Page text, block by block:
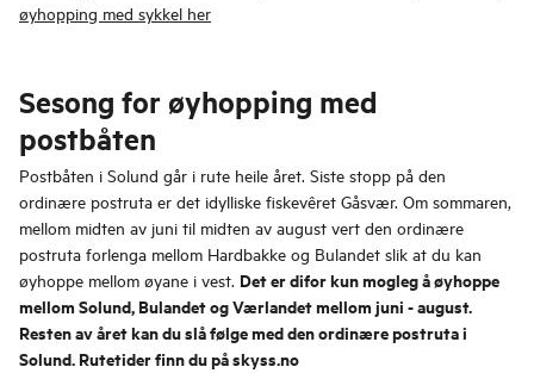
øyhopping med sykkel her
Sesong for øyhopping med
postbåten
Postbåten i Solund går i rute heile året. Siste stopp på den
ordinære postruta er det idylliske fiskevêret Gåsvær. Om sommaren,
mellom midten av juni til midten av august vert den ordinære
postruta forlenga mellom Hardbakke og Bulandet slik at du kan
øyhoppe mellom øyane i vest. Det er difor kun mogleg å øyhoppe
mellom Solund, Bulandet og Værlandet mellom juni - august.
Resten av året kan du slå følge med den ordinære postruta i
Solund. Rutetider finn du på skyss.no